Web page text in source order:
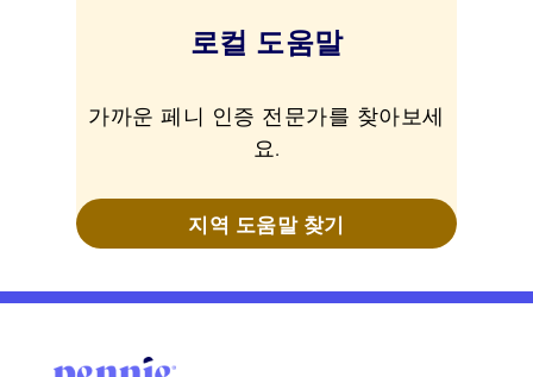
로컬 도움말
가까운 페니 인증 전문가를 찾아보세
요.
지역 도움말 찾기